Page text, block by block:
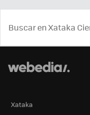
Xataka